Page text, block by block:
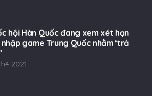
hội Hàn Quốc đang xem xét hạn
nhập game Trung Quốc nhằm ‘trả
2021